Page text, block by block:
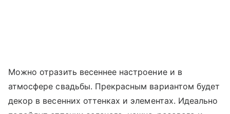
Можно отразить весеннее настроение и в
атмосфере свадьбы. Прекрасным вариантом будет
декор в весенних оттенках и элементах. Идеально